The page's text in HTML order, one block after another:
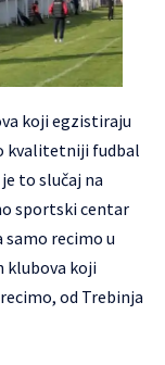
koji egzistiraju
kvalitetniji fudbal
to slučaj na
sportski centar
samo recimo u
klubova koji
od Trebinja